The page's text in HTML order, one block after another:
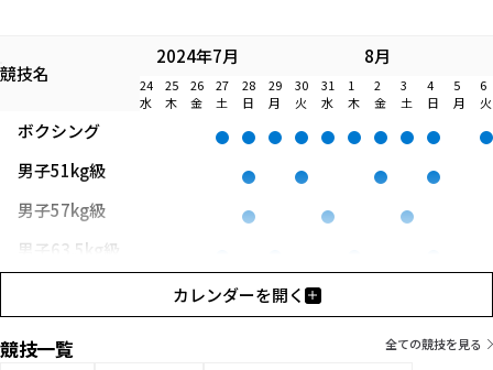
競技名
2024年7月 8月
24 25 26 27 28 29 30 31 1 2 3 4 5
6
水
木 金 土 日 月 火 水 木 金 土 日 月 火
ボクシング
男子51kg級
男子57kg級
男子63.5kg級
カレンダーを開く
競技一覧 全ての競技を見る